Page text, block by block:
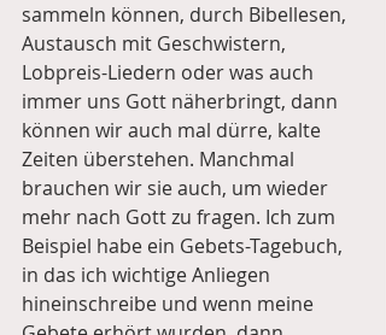
sammeln können, durch Bibellesen,
Austausch mit Geschwistern,
Lobpreis-Liedern oder was auch
immer uns Gott näherbringt, dann
können wir auch mal dürre, kalte
Zeiten überstehen. Manchmal
brauchen wir sie auch, um wieder
mehr nach Gott zu fragen. Ich zum
Beispiel habe ein Gebets-Tagebuch,
in das ich wichtige Anliegen
hineinschreibe und wenn meine